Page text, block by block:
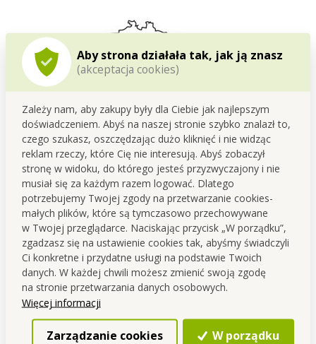
Aby strona działała tak, jak ją znasz
(akceptacja cookies)
Zależy nam, aby zakupy były dla Ciebie jak najlepszym
doświadczeniem. Abyś na naszej stronie szybko znalazł to,
czego szukasz, oszczędzając dużo kliknięć i nie widząc
reklam rzeczy, które Cię nie interesują. Abyś zobaczył
stronę w widoku, do którego jesteś przyzwyczajony i nie
musiał się za każdym razem logować. Dlatego
potrzebujemy Twojej zgody na przetwarzanie cookies-
małych plików, które są tymczasowo przechowywane
w Twojej przeglądarce. Naciskając przycisk „W porządku”,
zgadzasz się na ustawienie cookies tak, abyśmy świadczyli
Ci konkretne i przydatne usługi na podstawie Twoich
danych. W każdej chwili możesz zmienić swoją zgodę
na stronie przetwarzania danych osobowych.
Więcej informacji
Zarządzanie cookies W porządku
Opracowujemy i produkujemy w Czechach
Ten produkt powstaje w naszym własnym zapleczu
produkcyjnym w Czeskiej Skalicy.
Już od1995roku zajmujemy się rozwojem oraz produkcją
drogerii i kosmetyków.
Podczas opracowywania stawiamy nafunkcjonalność,
jakość oraz troskę o ludzi i dom.